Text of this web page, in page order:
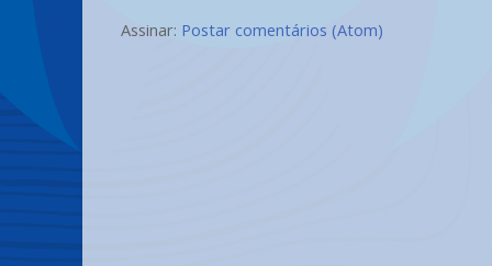
Assinar: Postar comentários (Atom)